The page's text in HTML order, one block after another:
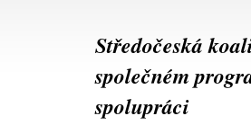
Středočeská
společném
spolupráci